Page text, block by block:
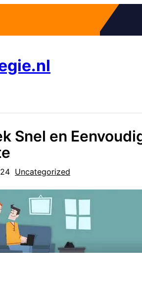
Snel en
Uncategorized